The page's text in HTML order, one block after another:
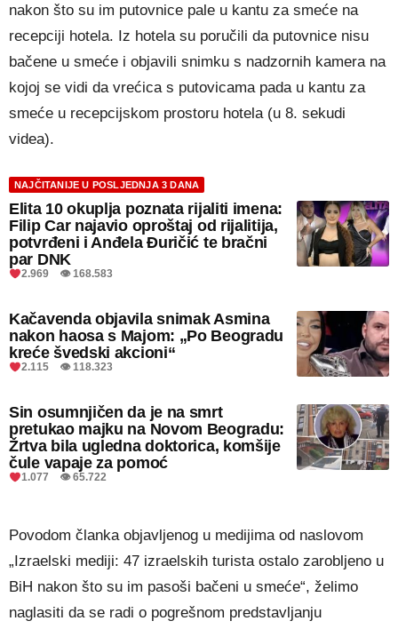
nakon što su im putovnice pale u kantu za smeće na
recepciji hotela. Iz hotela su poručili da putovnice nisu
bačene u smeće i objavili snimku s nadzornih kamera na
kojoj se vidi da vrećica s putovicama pada u kantu za
smeće u recepcijskom prostoru hotela (u 8. sekudi
videa).
NAJČITANIJE U POSLJEDNJA 3 DANA
Elita 10 okuplja poznata rijaliti imena:
Filip Car najavio oproštaj od rijalitija,
potvrđeni i Anđela Đuričić te bračni
par DNK
2.969 👁 168.583
Kačavenda objavila snimak Asmina
nakon haosa s Majom: „Po Beogradu
kreće švedski akcioni“
2.115 👁 118.323
Sin osumnjičen da je na smrt
pretukao majku na Novom Beogradu:
Žrtva bila ugledna doktorica, komšije
čule vapaje za pomoć
1.077 👁 65.722
Povodom članka objavljenog u medijima od naslovom
„Izraelski mediji: 47 izraelskih turista ostalo zarobljeno u
BiH nakon što su im pasoši bačeni u smeće“, želimo
naglasiti da se radi o pogrešnom predstavljanju